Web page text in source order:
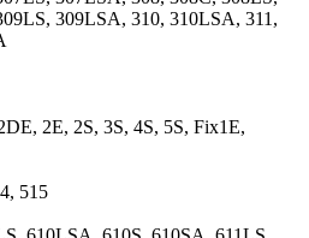
309LSA, 310, 310LSA, 311,
2E, 2S, 3S, 4S, 5S, Fix1E,
515